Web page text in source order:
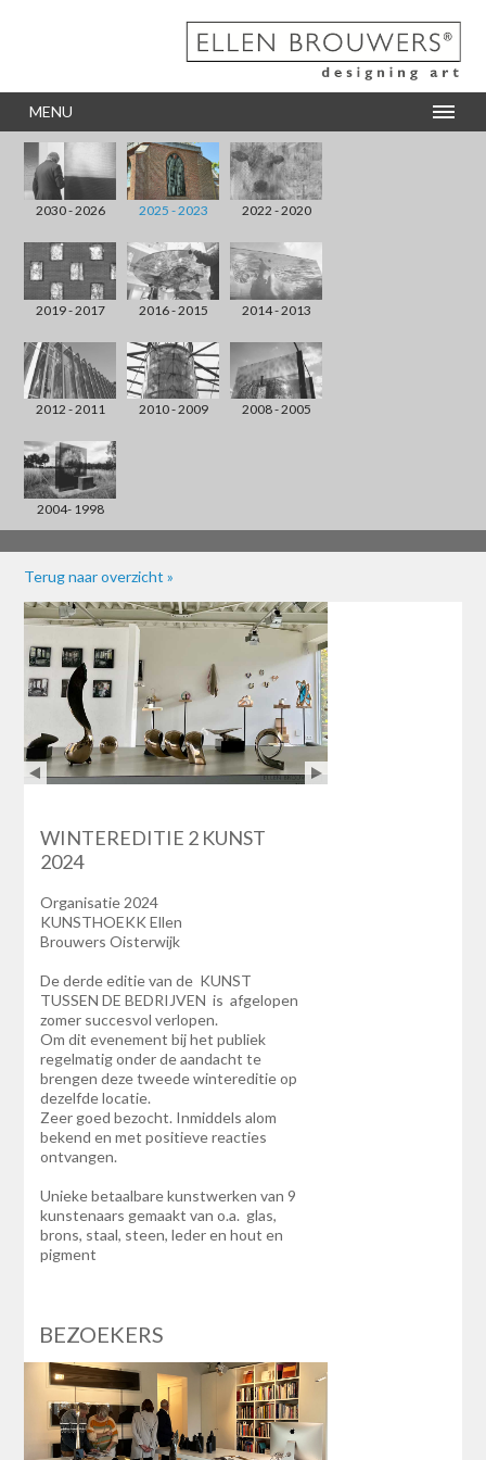
MENU
2030 - 2026 2025 - 2023 2022 - 2020
2019 - 2017 2016 - 2015 2014 - 2013
2012 - 2011 2010 - 2009 2008 - 2005
2004- 1998
Terug naar overzicht »
WINTEREDITIE 2 KUNST
2024
Organisatie 2024
KUNSTHOEKK Ellen
Brouwers Oisterwijk
De derde editie van de KUNST
TUSSEN DE BEDRIJVEN is afgelopen
zomer succesvol verlopen.
Om dit evenement bij het publiek
regelmatig onder de aandacht te
brengen deze tweede wintereditie op
dezelfde locatie.
Zeer goed bezocht. Inmiddels alom
bekend en met positieve reacties
ontvangen.
Unieke betaalbare kunstwerken van 9
kunstenaars gemaakt van o.a. glas,
brons, staal, steen, leder en hout en
pigment
BEZOEKERS